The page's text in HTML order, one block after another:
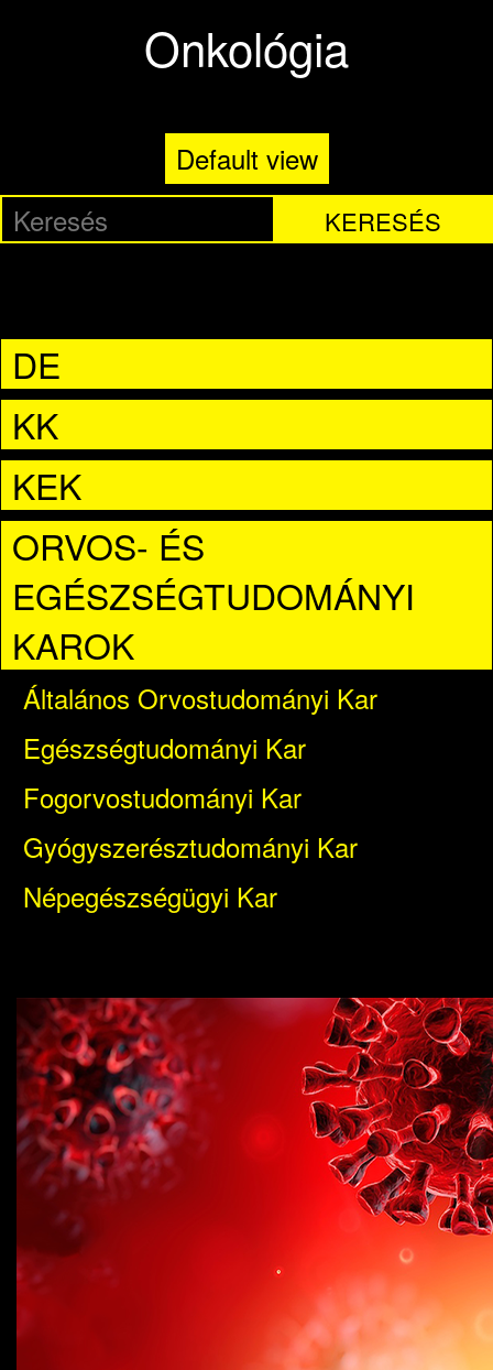
Onkológia
Default view
KERESÉS
DE
KK
KEK
ORVOS- ÉS
EGÉSZSÉGTUDOMÁNYI
KAROK
Általános Orvostudományi Kar
Egészségtudományi Kar
Fogorvostudományi Kar
Gyógyszerésztudományi Kar
Népegészségügyi Kar